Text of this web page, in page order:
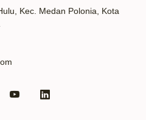
Kec. Medan Polonia, Kota